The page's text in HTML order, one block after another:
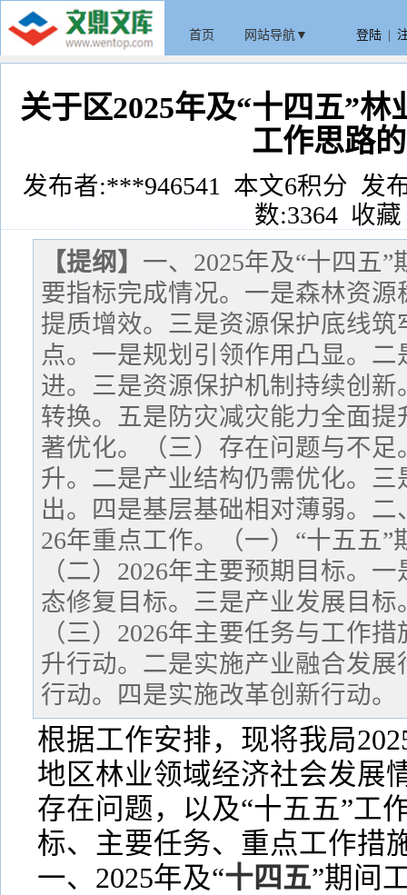
首页 网站导航▼ 登陆
关于区2025年及“十四五”
工作思路
发布者:***946541 本文6积分 发
数:3364 收藏
【提纲】 一、2025年及“十四五
要指标完成情况。一是森林资
提质增效。三是资源保护底线
点。一是规划引领作用凸显。
进。三是资源保护机制持续创
转换。五是防灾减灾能力全面
著优化。（三）存在问题与不
升。二是产业结构仍需优化。
出。四是基层基础相对薄弱。二
26年重点工作。（一）“十五五
（二）2026年主要预期目标。
态修复目标。三是产业发展目
（三）2026年主要任务与工作
升行动。二是实施产业融合发
行动。四是实施改革创新行动。
根据工作安排，现将我局
地区林业领域经济社会发展
存在问题，以及“十五五”工
标、主要任务、重点工作措
一、2025年及“十四五”期间